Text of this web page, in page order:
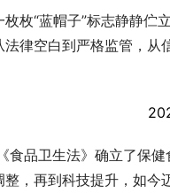
枚“蓝帽子”标志静静伫
律空白到严格监管，
食品卫生法》确立了保
，再到科技提升，如今
宋城一
完再决